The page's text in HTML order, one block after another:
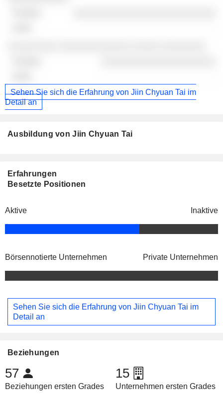
Sehen Sie sich die Erfahrung von Jiin Chyuan Tai im
Detail an
Ausbildung von Jiin Chyuan Tai
Erfahrungen
Besetzte Positionen
Aktive Inaktive
Börsennotierte Unternehmen Private Unternehmen
Sehen Sie sich die Erfahrung von Jiin Chyuan Tai im
Detail an
Beziehungen
57
Beziehungen ersten Grades
15
Unternehmen ersten Grades